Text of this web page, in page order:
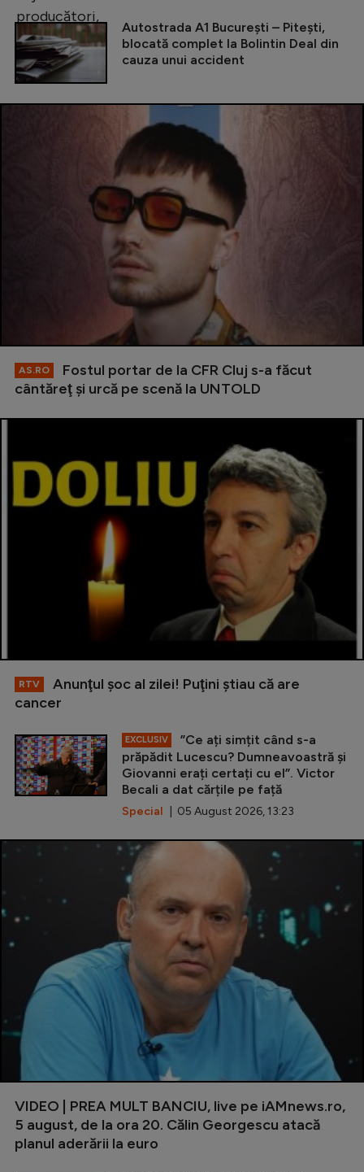
Autostrada A1 București – Pitești,
blocată complet la Bolintin Deal din
cauza unui accident
AS.RO
Fostul portar de la CFR Cluj s-a făcut
cântăreţ şi urcă pe scenă la UNTOLD
RTV
Anunţul şoc al zilei! Puţini ştiau că are
cancer
EXCLUSIV
”Ce ați simțit când s-a
prăpădit Lucescu? Dumneavoastră și
Giovanni erați certați cu el”. Victor
Becali a dat cărțile pe față
Special | 05 August 2026, 13:23
VIDEO | PREA MULT BANCIU, live pe iAMnews.ro,
5 august, de la ora 20. Călin Georgescu atacă
planul aderării la euro